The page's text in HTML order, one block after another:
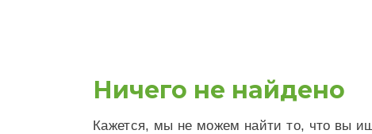
Ничего не найдено
Кажется, мы не можем найти то, что вы